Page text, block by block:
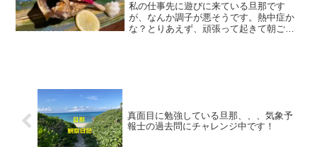
私の仕事先に遊びに来ている旦那です
が、なんか調子が悪そうです。熱中症か
な？とりあえず、頑張って起きて朝ご飯
真面目に勉強している旦那、、、気象予
報士の過去問にチャレンジ中です！